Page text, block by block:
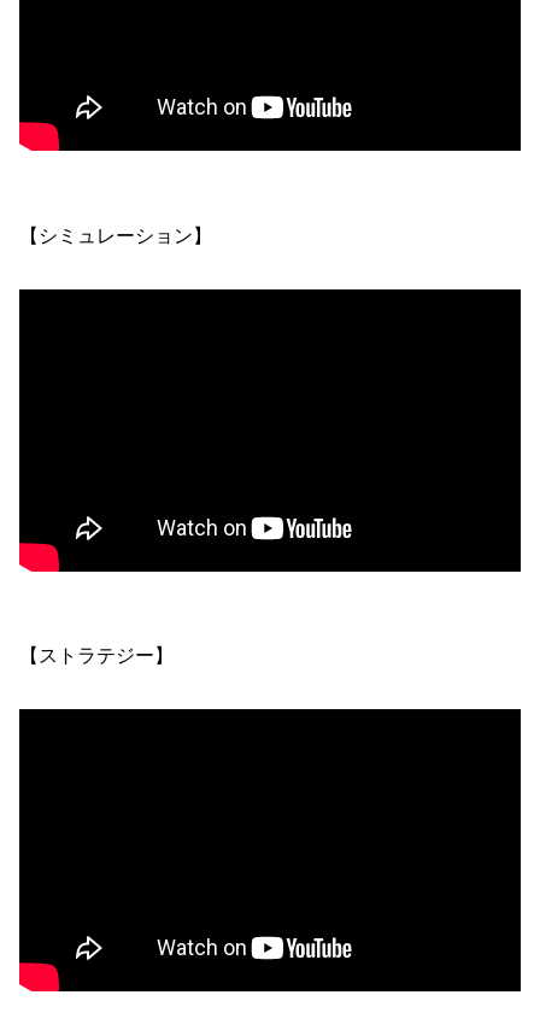
【シミュレーション】
【ストラテジー】